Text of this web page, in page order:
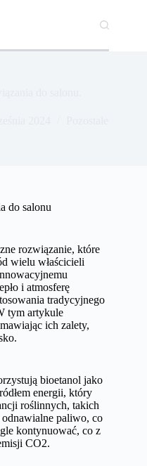
do salonu
rozwiązanie, które
wielu właścicieli
i atmosferę
tradycyjnego
tym artykule
ich zalety,
bioetanol jako
energii, który
roślinnych, takich
paliwo, co
kontynuować, co z
CO2.